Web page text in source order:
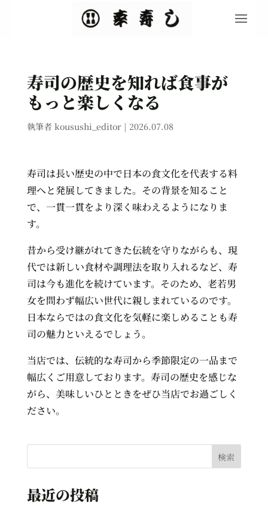
寿司の歴史を知れば食事が
もっと楽しくなる
執筆者 kousushi_editor| 2026.07.08
寿司は長い歴史の中で日本の食文化を代表する料
理へと発展してきました。その背景を知ること
で、一貫一貫をより深く味わえるようになりま
す。
昔から受け継がれてきた伝統を守りながらも、現
代では新しい食材や調理法を取り入れるなど、寿
司は今も進化を続けています。そのため、老若男
女を問わず幅広い世代に親しまれているのです。
日本ならではの食文化を気軽に楽しめることも寿
司の魅力といえるでしょう。
当店では、伝統的な寿司から季節限定の一品まで
幅広くご用意しております。寿司の歴史を感じな
がら、美味しいひとときをぜひ当店でお過ごしく
ださい。
検索
最近の投稿